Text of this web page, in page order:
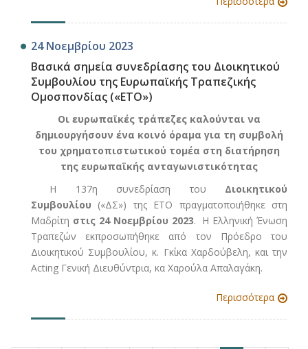
24 Νοεμβρίου 2023
Βασικά σημεία συνεδρίασης του Διοικητικού
Συμβουλίου της Ευρωπαϊκής Τραπεζικής
Ομοσπονδίας («ΕΤΟ»)
Οι ευρωπαϊκές τράπεζες καλούνται να
δημιουργήσουν ένα κοινό όραμα για τη συμβολή
του χρηματοπιστωτικού τομέα στη διατήρηση
της ευρωπαϊκής ανταγωνιστικότητας
Η 137η συνεδρίαση του
Διοικητικού
Συμβουλίου («ΔΣ») της ΕΤΟ πραγματοποιήθηκε στη
Μαδρίτη στις 24 Νοεμβρίου 2023. Η Ελληνική Ένωση
Τραπεζών εκπροσωπήθηκε από τον Πρόεδρο του
Διοικητικού Συμβουλίου, κ. Γκίκα Χαρδούβελη, και την
Acting Γενική Διευθύντρια, κα Χαρούλα Απαλαγάκη.
Περισσότερα